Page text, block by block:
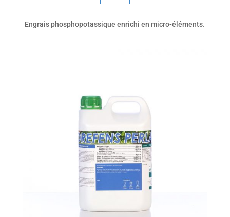
Engrais phosphopotassique enrichi en micro-éléments.